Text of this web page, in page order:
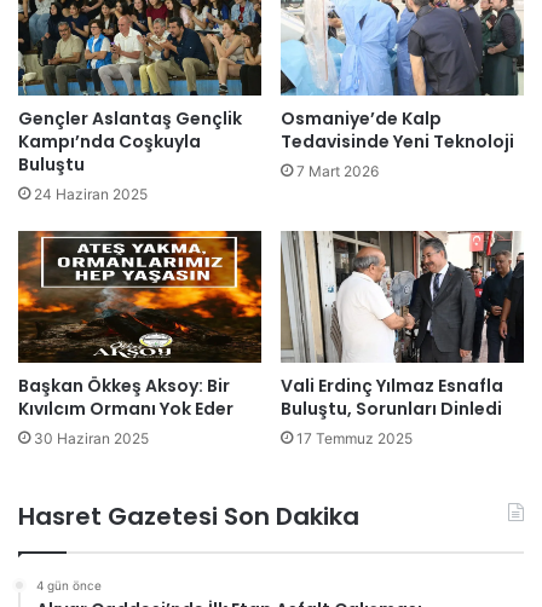
Gençler Aslantaş Gençlik
Kampı’nda Coşkuyla
Buluştu
24 Haziran 2025
Osmaniye’de Kalp
Tedavisinde Yeni Teknoloji
7 Mart 2026
Başkan Ökkeş Aksoy: Bir
Kıvılcım Ormanı Yok Eder
30 Haziran 2025
Vali Erdinç Yılmaz Esnafla
Buluştu, Sorunları Dinledi
17 Temmuz 2025
Hasret Gazetesi Son Dakika
4 gün önce